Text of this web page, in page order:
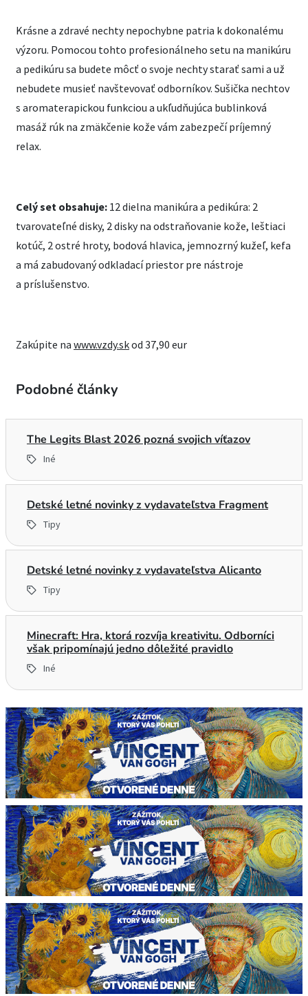
Krásne a zdravé nechty nepochybne patria k dokonalému
výzoru. Pomocou tohto profesionálneho setu na manikúru
a pedikúru sa budete môcť o svoje nechty starať sami a už
nebudete musieť navštevovať odborníkov. Sušička nechtov
s aromaterapickou funkciou a ukľudňujúca bublinková
masáž rúk na zmäkčenie kože vám zabezpečí príjemný
relax.
Celý set obsahuje: 12 dielna manikúra a pedikúra: 2
tvarovateľné disky, 2 disky na odstraňovanie kože, leštiaci
kotúč, 2 ostré hroty, bodová hlavica, jemnozrný kužeľ, kefa
a má zabudovaný odkladací priestor pre nástroje
a príslušenstvo.
Zakúpite na www.vzdy.skod 37,90 eur
Podobné články
The Legits Blast 2026 pozná svojich víťazov
Iné
Detské letné novinky z vydavateľstva Fragment
Tipy
Detské letné novinky z vydavateľstva Alicanto
Tipy
Minecraft: Hra, ktorá rozvíja kreativitu. Odborníci
však pripomínajú jedno dôležité pravidlo
Iné